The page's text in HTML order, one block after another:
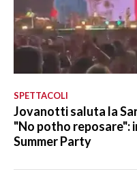
SPETTACOLI
Jovanotti saluta la
"No potho reposare":
Summer Party